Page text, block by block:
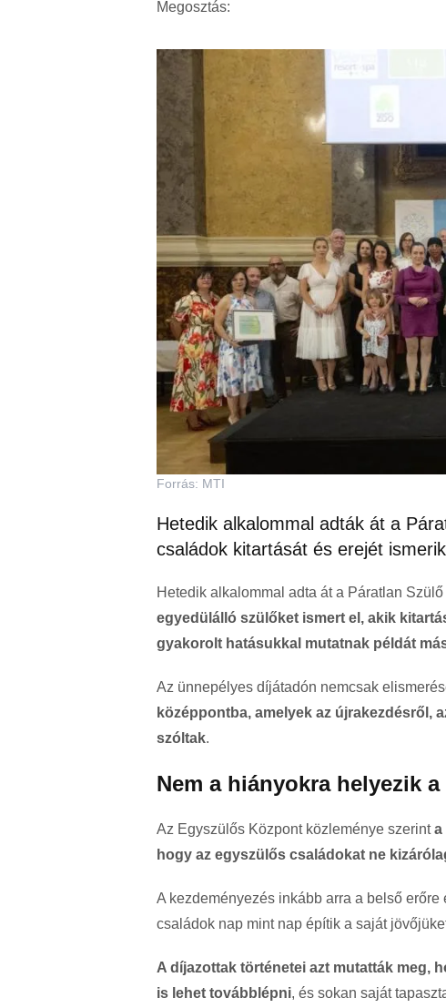
Megosztás:
Forrás: MTI
Hetedik alkalommal adták át a
családok kitartását és erejét
Hetedik alkalommal adta át a Páratlan
egyedülálló szülőket ismert el, akik
gyakorolt hatásukkal mutatnak példát
Az ünnepélyes díjátadón nemcsak
középpontba, amelyek az újrakezdésről,
szóltak.
Nem a hiányokra helyezik
Az Egyszülős Központ közleménye szerinta
hogy az egyszülős családokat ne
A kezdeményezés inkább arra a belső
családok nap mint nap építik a saját
A díjazottak történetei azt mutatták meg,
is lehet továbblépni, és sokan saját